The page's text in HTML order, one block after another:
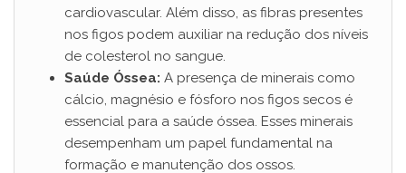
cardiovascular. Além disso, as fibras presentes
nos figos podem auxiliar na redução dos níveis
de colesterol no sangue.
Saúde Óssea: A presença de minerais como
cálcio, magnésio e fósforo nos figos secos é
essencial para a saúde óssea. Esses minerais
desempenham um papel fundamental na
formação e manutenção dos ossos.